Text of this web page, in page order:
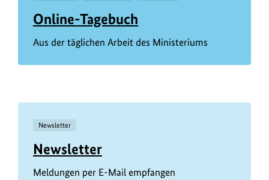
Online-Tagebuch
Aus der täglichen Arbeit des Ministeriums
Newsletter
Newsletter
Meldungen per E-Mail empfangen